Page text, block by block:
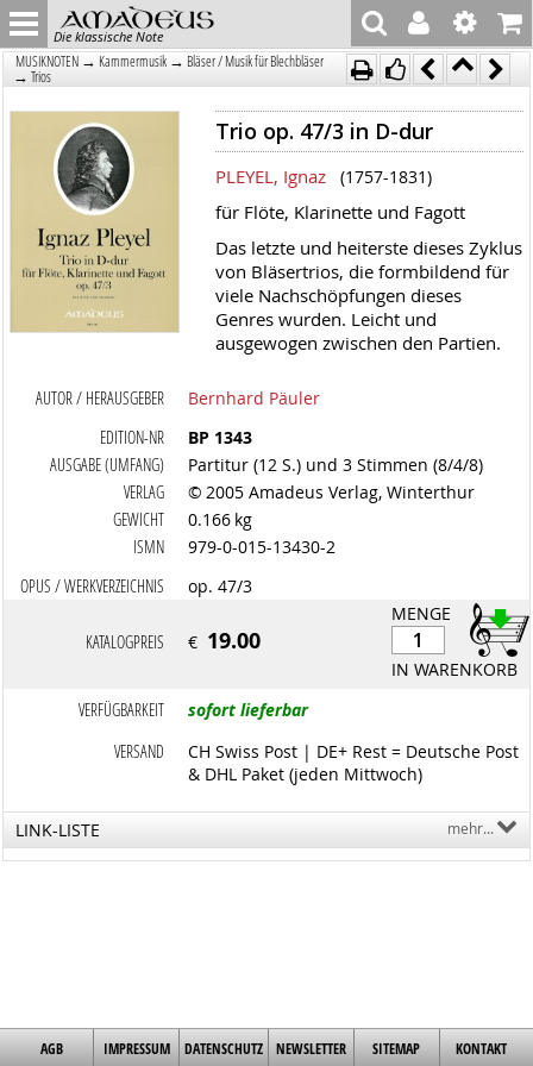
Die klassische Note
MUSIKNOTEN → Kammermusik → Bläser / Musik für Blechbläser
→ Trios
Trio op. 47/3 in D-dur
PLEYEL, Ignaz (1757-1831)
für Flöte, Klarinette und Fagott
Das letzte und heiterste dieses Zyklus
von Bläsertrios, die formbildend für
viele Nachschöpfungen dieses
Genres wurden. Leicht und
ausgewogen zwischen den Partien.
AUTOR / HERAUSGEBER
Bernhard Päuler
EDITION-NR
BP 1343
AUSGABE (UMFANG)
Partitur (12 S.) und 3 Stimmen (8/4/8)
VERLAG
© 2005 Amadeus Verlag, Winterthur
GEWICHT
0.166 kg
ISMN
979-0-015-13430-2
OPUS / WERKVERZEICHNIS
op. 47/3
MENGE
IN WARENKORB
KATALOGPREIS € 19.00
VERFÜGBARKEIT
sofort lieferbar
VERSAND
CH Swiss Post | DE+ Rest = Deutsche Post
& DHL Paket (jeden Mittwoch)
LINK-LISTE mehr...
AGB IMPRESSUM DATENSCHUTZ NEWSLETTER SITEMAP KONTAKT